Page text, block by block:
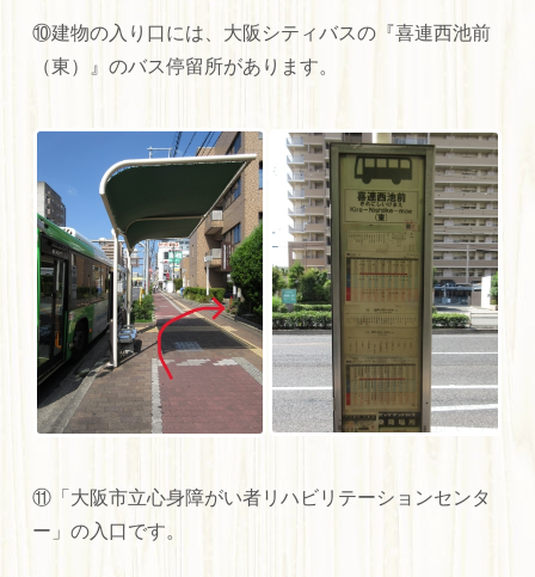
⑩建物の入り口には、大阪シティバスの『喜連西池前
（東）』のバス停留所があります。
⑪「大阪市立心身障がい者リハビリテーションセンタ
ー」の入口です。